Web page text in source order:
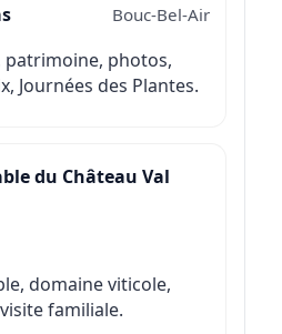
Bouc-Bel-Air
patrimoine, photos,
Journées des Plantes.
du Château Val
domaine viticole,
familiale.